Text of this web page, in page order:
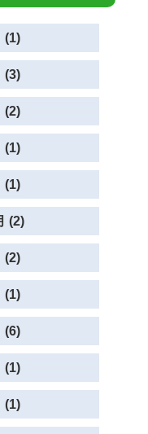
(1)
(3)
(2)
(1)
(1)
(2)
(2)
(1)
(6)
(1)
(1)